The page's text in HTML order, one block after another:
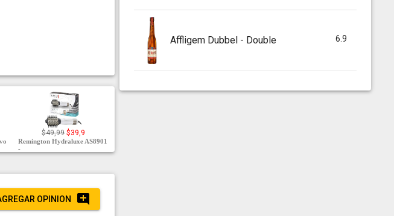
$49,99 $39,9
Remington Hydraluxe AS8901
-
OPINION
Affligem Dubbel - Double 6.9